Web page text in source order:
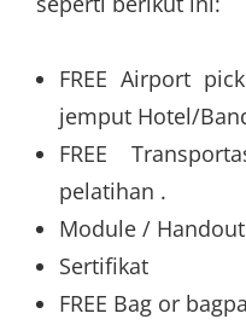
FREE Airport
jemput Hotel/
FREE
pelatihan .
Module / Handout
Sertifikat
FREE Bag or